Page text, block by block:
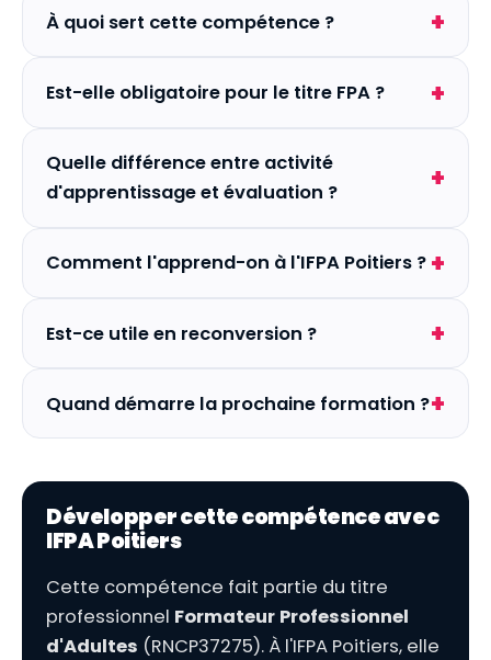
À quoi sert cette compétence ?
Est-elle obligatoire pour le titre FPA ?
Quelle différence entre activité
d'apprentissage et évaluation ?
Comment l'apprend-on à l'IFPA Poitiers ?
Est-ce utile en reconversion ?
Quand démarre la prochaine formation ?
Développer cette compétence avec
IFPA Poitiers
Cette compétence fait partie du titre
professionnel Formateur Professionnel
d'Adultes (RNCP37275). À l'IFPA Poitiers, elle